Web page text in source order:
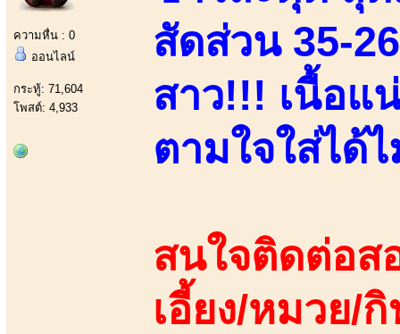
ความหื่น : 0
ออนไลน์
กระทู้: 71,604
โพสต์: 4,933
สัดส่วน 35-
สาว!!! เนื้อ
ตามใจใส่ได้
สนใจติดต่อส
เอี้ยง/หมวย/